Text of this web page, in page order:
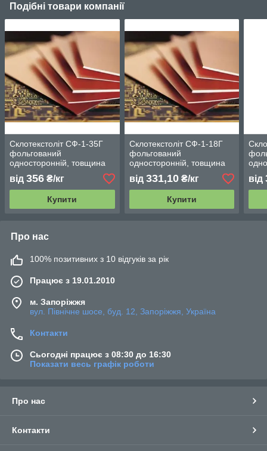
Подібні товари компанії
Склотекстоліт СФ-1-35Г
фольгований
односторонній, товщина
1,5 мм ГОСТ 10316-81
від 356 ₴/кг
Купити
Склотекстоліт СФ-1-18Г
фольгований
односторонній, товщина
0,3 мм ГОСТ 10316-81
від 331,10₴/кг
Купити
від
Про нас
100% позитивних з 10 відгуків за рік
Працює з 19.01.2010
м. Запоріжжя
вул. Північне шосе, буд. 12, Запоріжжя, Україна
Контакти
Сьогодні працює з 08:30 до 16:30
Показати весь графік роботи
Про нас
Контакти